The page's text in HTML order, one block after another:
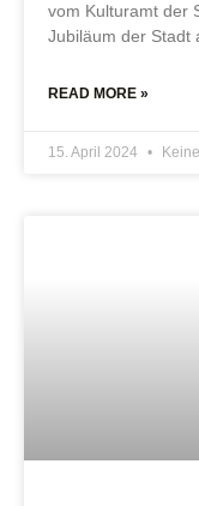
vom Kulturamt der
Jubiläum der Stadt
READ MORE »
15. April 2024